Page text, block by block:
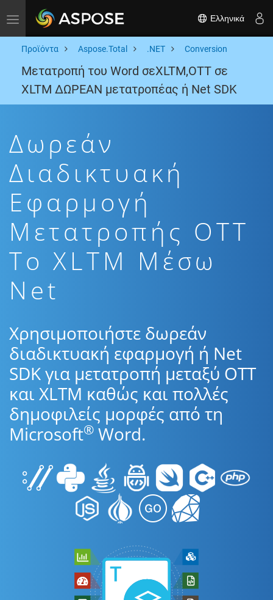
Toggle navigation Ελληνικά
Προϊόντα Aspose.Total .NET Conversion
Μετατροπή του Word σεXLTM,OTT σε
XLTM ΔΩΡΕΑΝ μετατροπέας ή Net SDK
Δωρεάν
Διαδικτυακή
Εφαρμογή
Μετατροπής OTT
To XLTM Μέσω
Net
Χρησιμοποιήστε δωρεάν
διαδικτυακή εφαρμογή ή Net
SDK για μετατροπή μεταξύ OTT
και XLTM καθώς και πολλές
δημοφιλείς μορφές από τη
Microsoft® Word.